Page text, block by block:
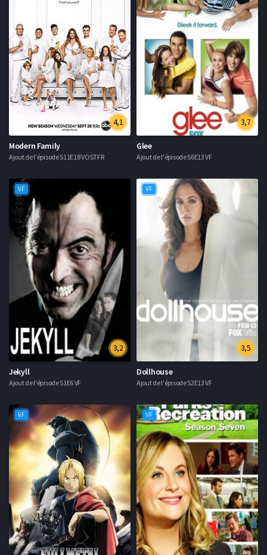
4,1
Modern Family
Ajout de l'épisode S11E18 VOSTFR
3,7
Glee
Ajout de l'épisode S6E13 VF
VF
3,2
Jekyll
Ajout de l'épisode S1E6 VF
VF
3,5
Dollhouse
Ajout de l'épisode S2E13 VF
VF VF